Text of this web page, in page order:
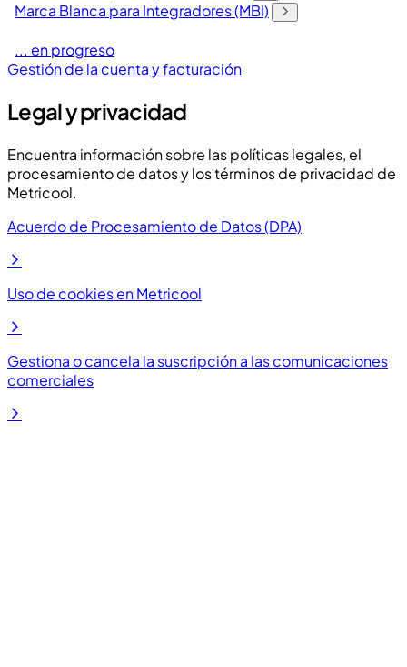
Marca Blanca para Integradores (MBI)
... en progreso
Gestión de la cuenta y facturación
Legal y privacidad
Encuentra información sobre las políticas legales, el
procesamiento de datos y los términos de privacidad de
Metricool.
Acuerdo de Procesamiento de Datos (DPA)
Uso de cookies en Metricool
Gestiona o cancela la suscripción a las comunicaciones
comerciales